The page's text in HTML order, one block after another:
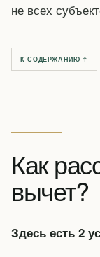
не всех
К СОДЕРЖАНИЮ ↑
Как
вычет?
Здесь есть 2